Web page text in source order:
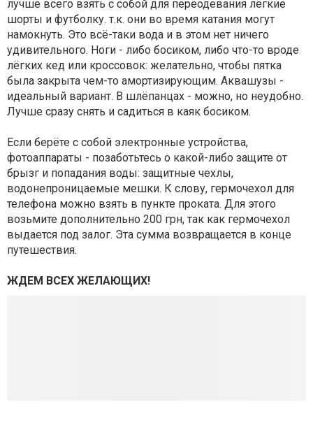
лучше всего взять с собой для переодевания лёгкие
шорты и футболку. т.к. они во время катания могут
намокнуть. Это всё-таки вода и в этом нет ничего
удивительного. Ноги - либо босиком, либо что-то вроде
лёгких кед или кроссовок: желательно, чтобы пятка
была закрыта чем-то амортизирующим. Аквашузы -
идеальный вариант. В шлёпанцах - можно, но неудобно.
Лучше сразу снять и садиться в каяк босиком.
Если берёте с собой электронные устройства,
фотоаппараты - позаботьтесь о какой-либо защите от
брызг и попадания воды: защитные чехлы,
водонепроницаемые мешки. К слову, гермочехол для
телефона можно взять в пункте проката. Для этого
возьмите дополнительно 200 грн, так как гермочехол
выдается под залог. Эта сумма возвращается в конце
путешествия.
ЖДЕМ ВСЕХ ЖЕЛАЮЩИХ!